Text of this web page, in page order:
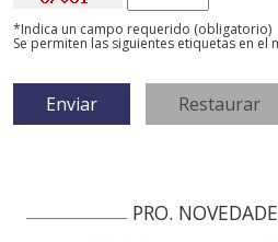
*Indica un campo requerido (obligatorio)
Se permiten las siguientes etiquetas en el
PRO.